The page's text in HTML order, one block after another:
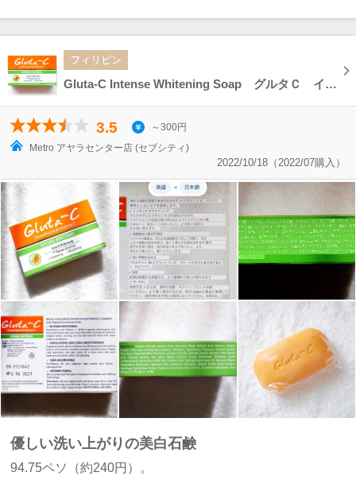
フィリピン
Gluta-C Intense Whitening Soap グルタＣ インテンスホワイトニング フェイス＆ボディソープ
3.5
～300円
Metro アヤラセンター店 (セブシティ)
2022/10/18（2022/07購入）
優しい洗い上がりの美白石鹸
94.75ペソ（約240円）。